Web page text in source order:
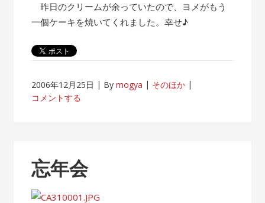
昨日のクリームが余っていたので、ヨメがもう
一個ケーキを焼いてくれました。幸せ♪
2006年12月25日 Bymogya
そのほか
コメントする
忘年会